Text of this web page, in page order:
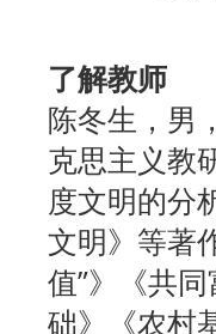
了解教师
陈冬生，男
克思主义教
度文明的分
文明》等著
值”》《共
础》《农村